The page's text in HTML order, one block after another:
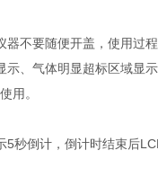
不要随便开盖，使用过
、气体明显超标区域显
用。
秒倒计，倒计时结束后